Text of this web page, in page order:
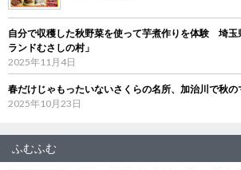
自分で収穫した秋野菜を使って芋煮作りを体験 埼玉
ランドむさしの村」
2025年11月4日
春だけじゃもったいないさくらの名所、加治川で秋の
2025年10月23日
ふむふむ